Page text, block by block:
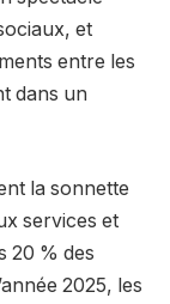
et
entre les
dans un
la sonnette
services et
20 % des
2025, les